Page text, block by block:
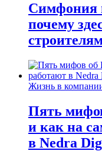
Симфония
почему
Жизнь в
Пять
и как на
в Nedra